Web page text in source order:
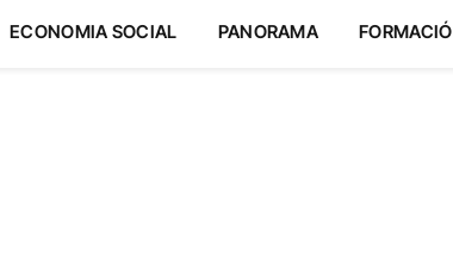
ECONOMIA SOCIAL PANORAMA FORMACIÓ